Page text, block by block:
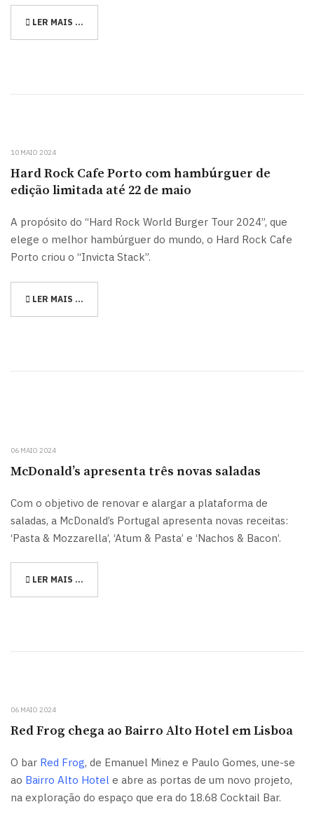
LER MAIS …
10 MAIO 2024
Hard Rock Cafe Porto com hambúrguer de
edição limitada até 22 de maio
A propósito do “Hard Rock World Burger Tour 2024”, que
elege o melhor hambúrguer do mundo, o Hard Rock Cafe
Porto criou o “Invicta Stack”.
LER MAIS …
06 MAIO 2024
McDonald’s apresenta três novas saladas
Com o objetivo de renovar e alargar a plataforma de
saladas, a McDonald’s Portugal apresenta novas receitas:
‘Pasta & Mozzarella’, ‘Atum & Pasta’ e ‘Nachos & Bacon’.
LER MAIS …
06 MAIO 2024
Red Frog chega ao Bairro Alto Hotel em Lisboa
O bar Red Frog, de Emanuel Minez e Paulo Gomes, une-se
ao Bairro Alto Hotel e abre as portas de um novo projeto,
na exploração do espaço que era do 18.68 Cocktail Bar.